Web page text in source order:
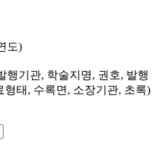
도)
행기관, 학술지명, 권호, 발행
태, 수록면, 소장기관, 초록)